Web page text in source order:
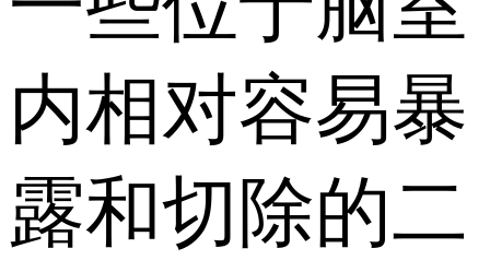
内相对容易暴
露和切除的二